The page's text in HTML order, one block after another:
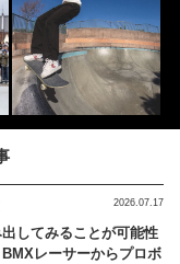
出してみることが可能性
レーサーからプロボ
2026.07.17